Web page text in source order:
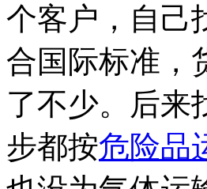
个客户，自己
合国际标准，
了不少。后来
步都按危险品